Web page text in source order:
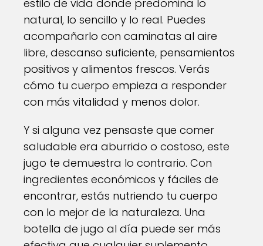
estilo de vida donde predomina lo
natural, lo sencillo y lo real. Puedes
acompañarlo con caminatas al aire
libre, descanso suficiente, pensamientos
positivos y alimentos frescos. Verás
cómo tu cuerpo empieza a responder
con más vitalidad y menos dolor.
Y si alguna vez pensaste que comer
saludable era aburrido o costoso, este
jugo te demuestra lo contrario. Con
ingredientes económicos y fáciles de
encontrar, estás nutriendo tu cuerpo
con lo mejor de la naturaleza. Una
botella de jugo al día puede ser más